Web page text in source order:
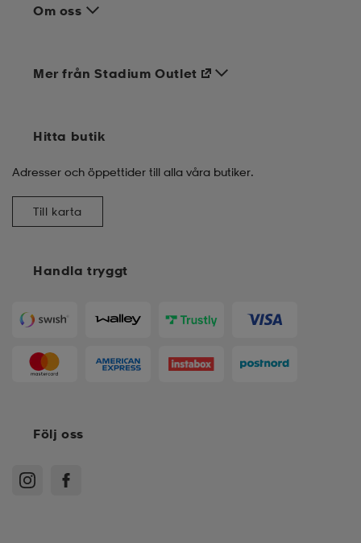
Om oss
Handla tryggt
Mer från Stadium Outlet
Hitta butik
Adresser och öppettider till alla våra butiker.
Till karta
Följ oss